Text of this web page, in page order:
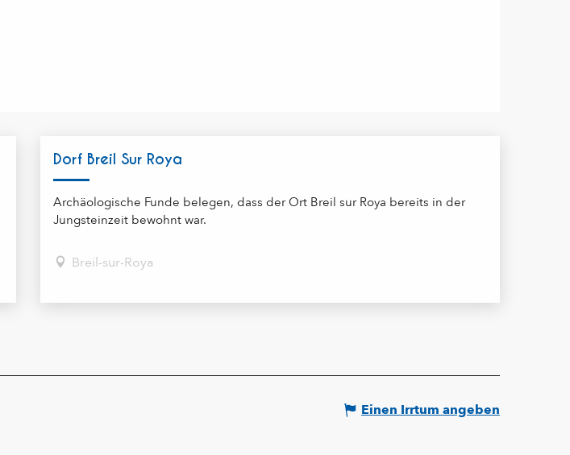
Dorf Breil Sur Roya
Archäologische Funde belegen, dass der Ort Breil sur Roya bereits in der
Jungsteinzeit bewohnt war.
Breil-sur-Roya
Einen Irrtum angeben